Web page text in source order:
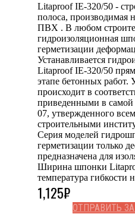
Litaproof IE-320/50 -
полоса, производимая
ПВХ . В любом
гидроизоляционная
герметизации
Устанавливается
Litaproof IE-320/50
этапе бетонных работ.
происходит в
приведенными в
07, утвержденного
строительными
Серия моделей
герметизации только
предназначена для
Ширина шпонки
температура гибкости
1,125₽
ОТПРАВИТЬ